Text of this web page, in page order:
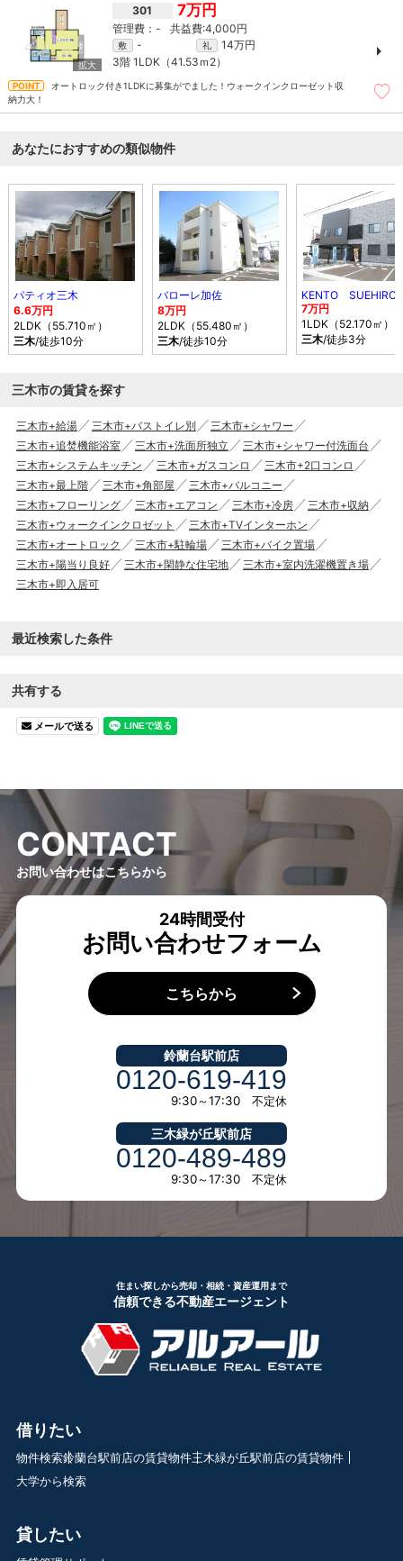
301 7万円
- 4,000円
敷 - 礼
14万円
3階 1LDK（41.53ｍ 2）
オートロック付き1LDKに募集がでました！ウォークインクローゼット収
納力大！
あなたにおすすめの類似物件
パティオ三木
6.6万円
2LDK（55.710㎡）
三木/徒歩10分
バローレ加佐
8万円
2LDK（55.480㎡）
三木/徒歩10分
KENTO SUEHIRO
7万円
1LDK（52.170㎡）
三木/徒歩3分
三木市の賃貸を探す
三木市+給湯 三木市+バストイレ別
三木市+シャワー
三木市+追焚機能浴室
三木市+洗面所独立
三木市+シャワー付洗面台
三木市+システムキッチン
三木市+ガスコンロ
三木市+2口コンロ
三木市+最上階
三木市+角部屋
三木市+バルコニー
三木市+フローリング
三木市+エアコン 三木市+冷房
三木市+収納
三木市+ウォークインクロゼット
三木市+TVインターホン
三木市+オートロック
三木市+駐輪場
三木市+バイク置場
三木市+陽当り良好
三木市+閑静な住宅地
三木市+室内洗濯機置き場
三木市+即入居可
最近検索した条件
共有する
メールで送る
CONTACT
お問い合わせはこちらから
24時間受付
お問い合わせフォーム
こちらから
鈴蘭台駅前店
0120-619-419
9:30～17:30 不定休
三木緑が丘駅前店
0120-489-489
9:30～17:30 不定休
住まい探しから売却・相続・資産運用まで
信頼できる不動産エージェント
借りたい
物件検索鈴蘭台駅前店の賃貸物件三木緑が丘駅前店の賃貸物件
大学から検索
貸したい